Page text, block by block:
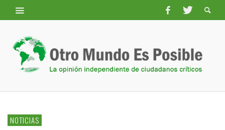
NOTICIAS